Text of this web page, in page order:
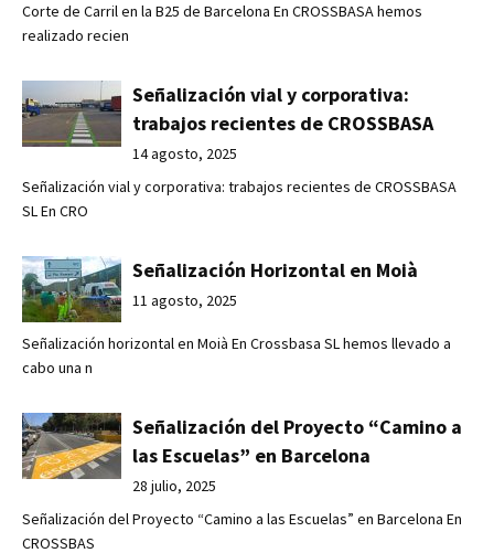
Corte de Carril en la B25 de Barcelona En CROSSBASA hemos
realizado recien
Señalización vial y corporativa:
trabajos recientes de CROSSBASA
14 agosto, 2025
Señalización vial y corporativa: trabajos recientes de CROSSBASA
SL En CRO
Señalización Horizontal en Moià
11 agosto, 2025
Señalización horizontal en Moià En Crossbasa SL hemos llevado a
cabo una n
Señalización del Proyecto “Camino a
las Escuelas” en Barcelona
28 julio, 2025
Señalización del Proyecto “Camino a las Escuelas” en Barcelona En
CROSSBAS